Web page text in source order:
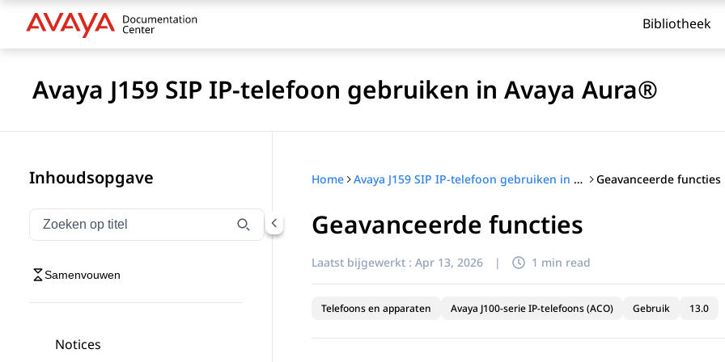
Bibliotheek
Avaya J159 SIP IP-telefoon gebruiken in Avaya Aura®
Inhoudsopgave
Navigatie op titel filteren
Typen om navigatie-items op titel te filteren
Samenvouwen
Notices
Home Avaya J159 SIP IP-telefoon gebruiken in Avaya Aura® Geavanceerde functies
Geavanceerde functies
Laatst bijgewerkt : Apr 13, 2026 | 1 min read
Telefoons en apparaten Avaya J100-serie IP-telefoons (ACO) Gebruik 13.0